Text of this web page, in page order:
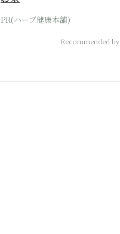
PR(ハーブ健康本舗)
Recommended by